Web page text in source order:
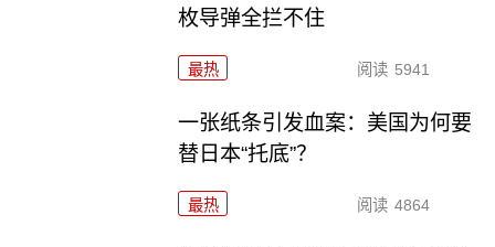
枚导弹全拦不住
最热 阅读 5941
一张纸条引发血案：美国为何要
替日本“托底”？
最热 阅读 4864